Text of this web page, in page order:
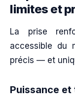
limites et
La prise
accessible du
précis — et
Puissance